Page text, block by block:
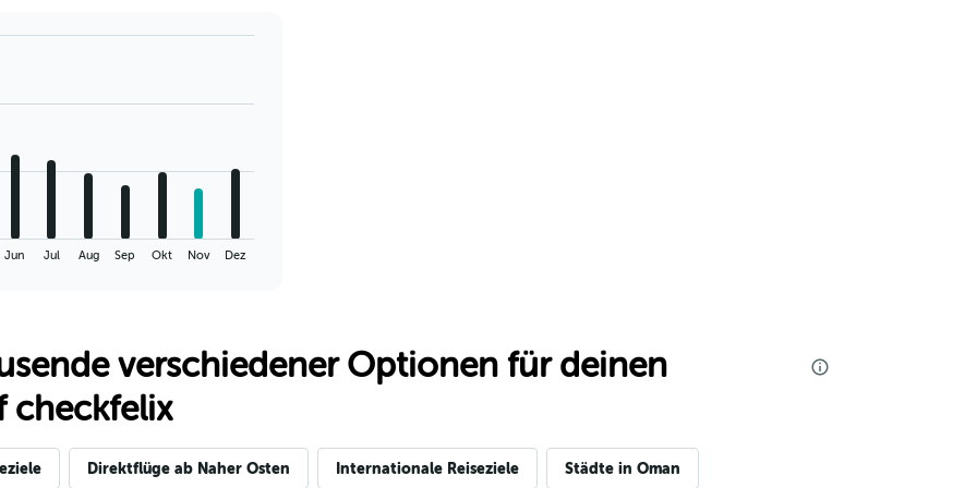
Jun Jul Aug Sep Okt Nov Dez
verschiedener Optionen für deinen
checkfelix
Direktflüge ab Naher Osten Internationale Reiseziele Städte in Oman